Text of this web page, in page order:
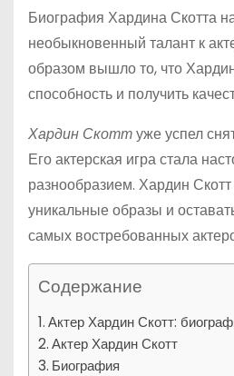
Биография Хардина Скотта
необыкновенный талант к
образом вышло то, что
способность и получить
Хардин Скоттуже успел
Его актерская игра стала
разнообразием. Хардин
уникальные образы и
самых востребованных
Содержание
Актер Хардин Скотт:
Актер Хардин Скотт
Биография